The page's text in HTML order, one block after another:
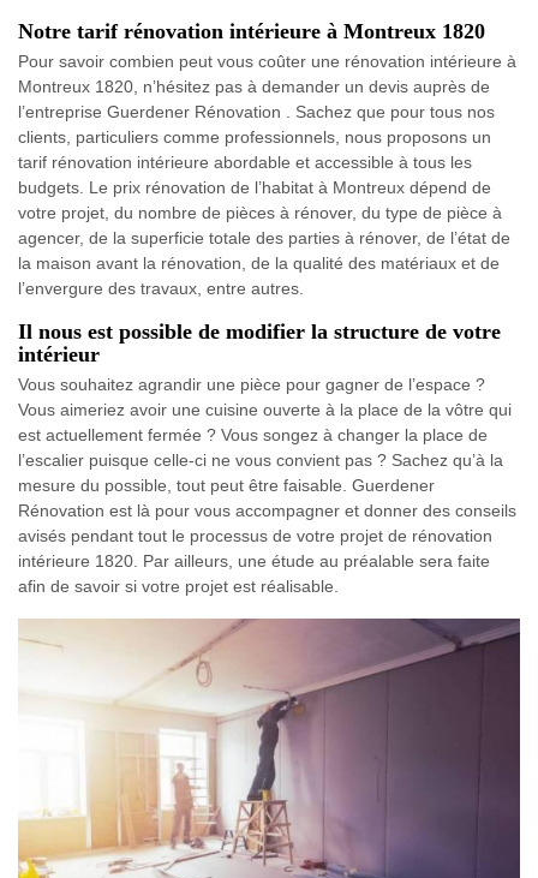
Notre tarif rénovation intérieure à Montreux 1820
Pour savoir combien peut vous coûter une rénovation intérieure à
Montreux 1820, n’hésitez pas à demander un devis auprès de
l’entreprise Guerdener Rénovation . Sachez que pour tous nos
clients, particuliers comme professionnels, nous proposons un
tarif rénovation intérieure abordable et accessible à tous les
budgets. Le prix rénovation de l’habitat à Montreux dépend de
votre projet, du nombre de pièces à rénover, du type de pièce à
agencer, de la superficie totale des parties à rénover, de l’état de
la maison avant la rénovation, de la qualité des matériaux et de
l’envergure des travaux, entre autres.
Il nous est possible de modifier la structure de votre
intérieur
Vous souhaitez agrandir une pièce pour gagner de l’espace ?
Vous aimeriez avoir une cuisine ouverte à la place de la vôtre qui
est actuellement fermée ? Vous songez à changer la place de
l’escalier puisque celle-ci ne vous convient pas ? Sachez qu’à la
mesure du possible, tout peut être faisable. Guerdener
Rénovation est là pour vous accompagner et donner des conseils
avisés pendant tout le processus de votre projet de rénovation
intérieure 1820. Par ailleurs, une étude au préalable sera faite
afin de savoir si votre projet est réalisable.